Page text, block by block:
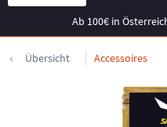
Ab 100€ in
Übersicht Accessoires